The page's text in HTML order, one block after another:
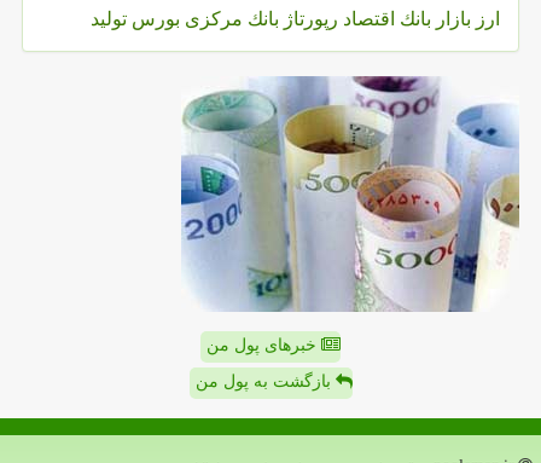
ارز بازار بانك اقتصاد رپورتاژ بانك مركزی بورس تولید
خبرهای پول من
بازگشت به پول من